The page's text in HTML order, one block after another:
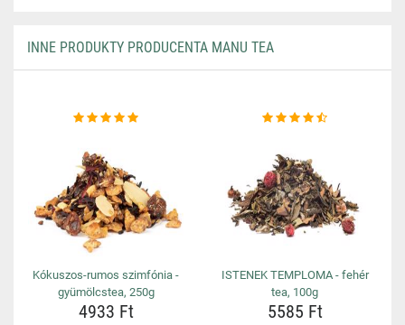
INNE PRODUKTY PRODUCENTA MANU TEA
Kókuszos-rumos szimfónia -
gyümölcstea, 250g
4933 Ft
ISTENEK TEMPLOMA - fehér
tea, 100g
5585 Ft